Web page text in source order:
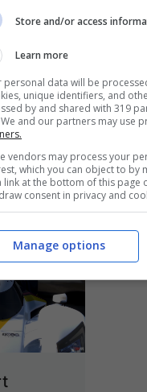
–
2017
il
Store and/or access
Learn more
personal data will be
unique identifiers, and
by and shared with 319
and our partners may use
vendors may process your
which you can object to
link at the bottom of this page
consent in privacy and
Manage options